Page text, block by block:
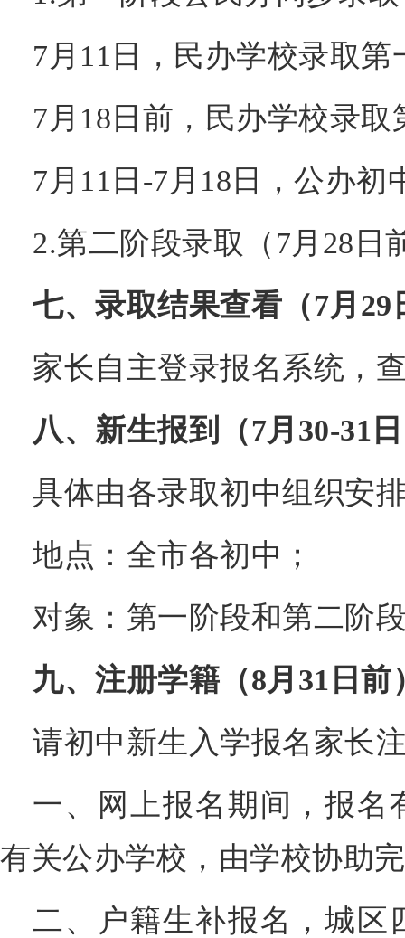
7月11日，民办学校录取第
7月18日前，民办学校录取
7月11日-7月18日，公办初
2.第二阶段录取（7月28日
七、录取结果查看（7月29
家长自主登录报名系统，
八、新生报到（7月30-31
具体由各录取初中组织安
地点：全市各初中；
对象：第一阶段和第二阶
九、注册学籍（8月31日前
请初中新生入学报名家长
一、网上报名期间，报名
有关公办学校，由学校协助
二、户籍生补报名，城区